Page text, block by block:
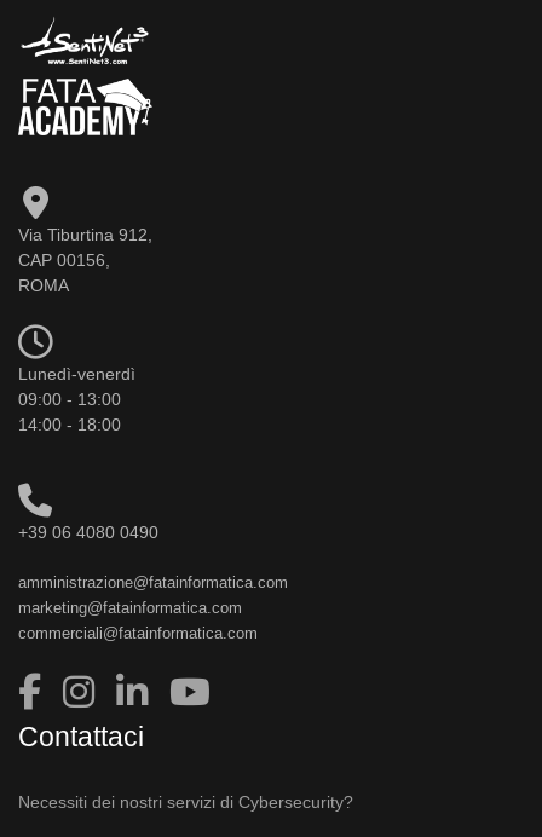
Via Tiburtina 912,
CAP 00156,
ROMA
Lunedì-venerdì
09:00 - 13:00
14:00 - 18:00
+39 06 4080 0490
amministrazione@fatainformatica.com
marketing@fatainformatica.com
commerciali@fatainformatica.com
Contattaci
Necessiti dei nostri servizi di Cybersecurity?